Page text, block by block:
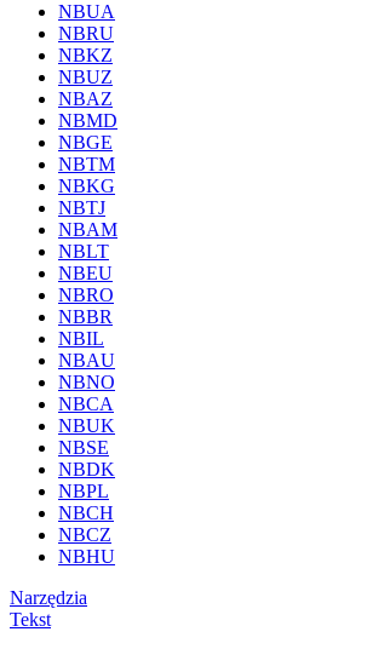
NBUA
NBRU
NBKZ
NBUZ
NBAZ
NBMD
NBGE
NBTM
NBKG
NBTJ
NBAM
NBLT
NBEU
NBRO
NBBR
NBIL
NBAU
NBNO
NBCA
NBUK
NBSE
NBDK
NBPL
NBCH
NBCZ
NBHU
Narzędzia
Tekst